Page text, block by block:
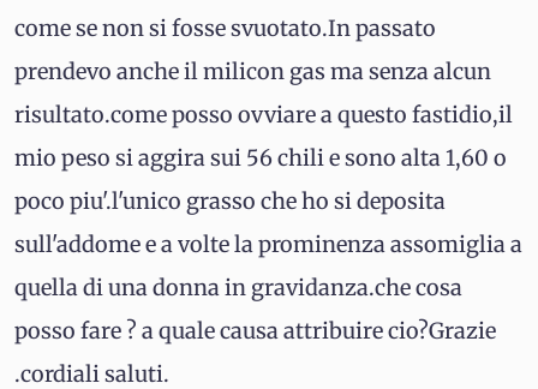
come se non si fosse svuotato.In passato
prendevo anche il milicon gas ma senza alcun
risultato.come posso ovviare a questo fastidio,il
mio peso si aggira sui 56 chili e sono alta 1,60 o
poco piu'.l'unico grasso che ho si deposita
sull'addome e a volte la prominenza assomiglia a
quella di una donna in gravidanza.che cosa
posso fare ? a quale causa attribuire cio?Grazie
.cordiali saluti.